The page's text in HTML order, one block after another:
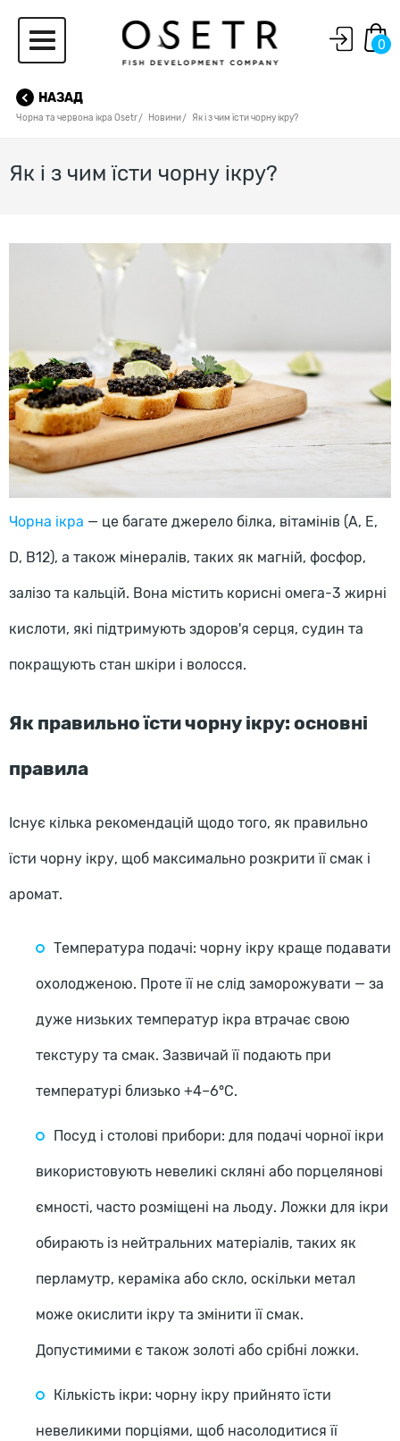
0
НАЗАД
Чорна та червона ікра Osetr Новини Як і з чим їсти чорну ікру?
Як і з чим їсти чорну ікру?
Чорна ікра — це багате джерело білка, вітамінів (A, E,
D, B12), а також мінералів, таких як магній, фосфор,
залізо та кальцій. Вона містить корисні омега-3 жирні
кислоти, які підтримують здоров'я серця, судин та
покращують стан шкіри і волосся.
Як правильно їсти чорну ікру: основні
правила
Існує кілька рекомендацій щодо того, як правильно
їсти чорну ікру, щоб максимально розкрити її смак і
аромат.
Температура подачі: чорну ікру краще подавати
охолодженою. Проте її не слід заморожувати — за
дуже низьких температур ікра втрачає свою
текстуру та смак. Зазвичай її подають при
температурі близько +4–6°C.
Посуд і столові прибори: для подачі чорної ікри
використовують невеликі скляні або порцелянові
ємності, часто розміщені на льоду. Ложки для ікри
обирають із нейтральних матеріалів, таких як
перламутр, кераміка або скло, оскільки метал
може окислити ікру та змінити її смак.
Допустимими є також золоті або срібні ложки.
Кількість ікри: чорну ікру прийнято їсти
невеликими порціями, щоб насолодитися її